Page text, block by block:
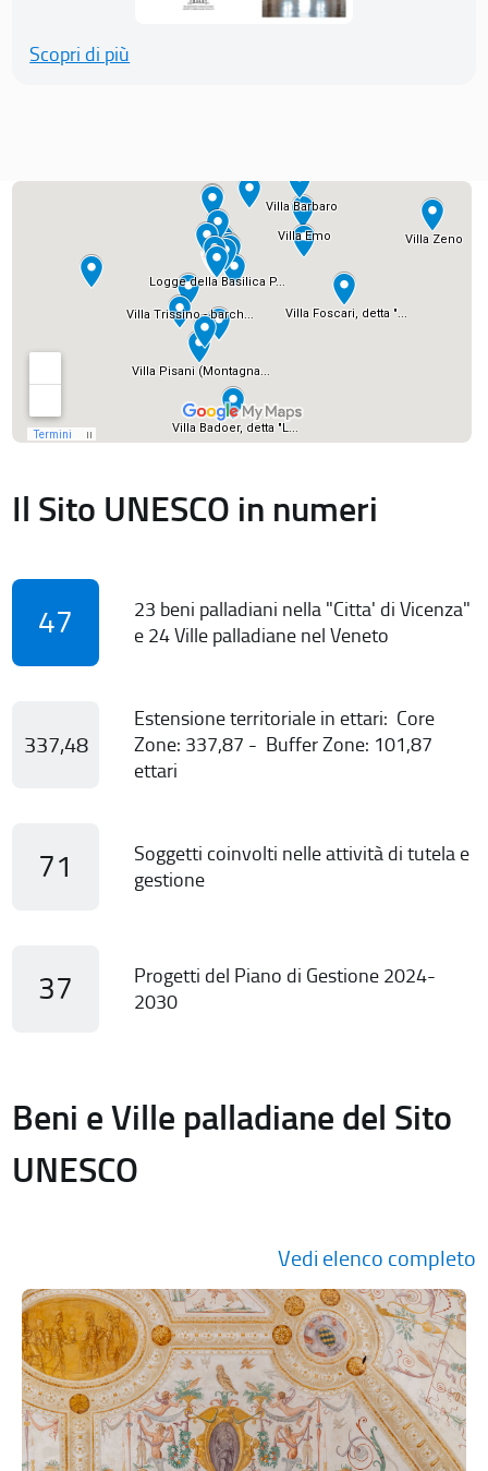
Scopri di più
Il Sito UNESCO in numeri
47
23 beni palladiani nella "Citta' di Vicenza"
e 24 Ville palladiane nel Veneto
337,48
Estensione territoriale in ettari: Core
Zone: 337,87 - Buffer Zone: 101,87
ettari
71
Soggetti coinvolti nelle attività di tutela e
gestione
37
Progetti del Piano di Gestione 2024-
2030
Beni e Ville palladiane del Sito
UNESCO
Vedi elenco completo